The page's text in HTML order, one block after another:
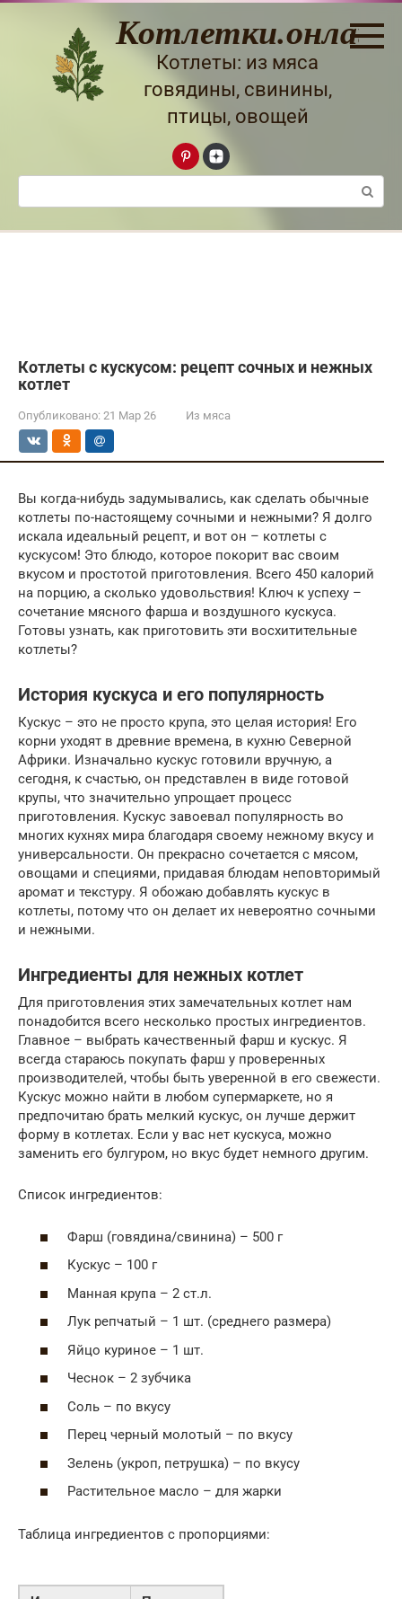
Перейти
Котлетки.онлайн
Котлеты: из мяса
говядины, свинины,
птицы, овощей
Поиск:
Котлеты с кускусом: рецепт сочных и нежных
котлет
Опубликовано: 21 Мар 26 Из мяса
Вы когда-нибудь задумывались, как сделать обычные
котлеты по-настоящему сочными и нежными? Я долго
искала идеальный рецепт, и вот он – котлеты с
кускусом! Это блюдо, которое покорит вас своим
вкусом и простотой приготовления. Всего 450 калорий
на порцию, а сколько удовольствия! Ключ к успеху –
сочетание мясного фарша и воздушного кускуса.
Готовы узнать, как приготовить эти восхитительные
котлеты?
История кускуса и его популярность
Кускус – это не просто крупа, это целая история! Его
корни уходят в древние времена, в кухню Северной
Африки. Изначально кускус готовили вручную, а
сегодня, к счастью, он представлен в виде готовой
крупы, что значительно упрощает процесс
приготовления. Кускус завоевал популярность во
многих кухнях мира благодаря своему нежному вкусу и
универсальности. Он прекрасно сочетается с мясом,
овощами и специями, придавая блюдам неповторимый
аромат и текстуру. Я обожаю добавлять кускус в
котлеты, потому что он делает их невероятно сочными
и нежными.
Ингредиенты для нежных котлет
Для приготовления этих замечательных котлет нам
понадобится всего несколько простых ингредиентов.
Главное – выбрать качественный фарш и кускус. Я
всегда стараюсь покупать фарш у проверенных
производителей, чтобы быть уверенной в его свежести.
Кускус можно найти в любом супермаркете, но я
предпочитаю брать мелкий кускус, он лучше держит
форму в котлетах. Если у вас нет кускуса, можно
заменить его булгуром, но вкус будет немного другим.
Список ингредиентов:
Фарш (говядина/свинина) – 500 г
Кускус – 100 г
Манная крупа – 2 ст.л.
Лук репчатый – 1 шт. (среднего размера)
Яйцо куриное – 1 шт.
Чеснок – 2 зубчика
Соль – по вкусу
Перец черный молотый – по вкусу
Зелень (укроп, петрушка) – по вкусу
Растительное масло – для жарки
Таблица ингредиентов с пропорциями: